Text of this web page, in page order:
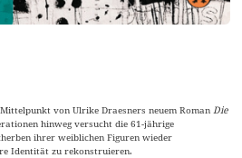
Mittelpunkt von Ulrike Draesners neuem RomanDie
hinweg versucht die 61-jährige
ihrer weiblichen Figuren wieder
Identität zu rekonstruieren.